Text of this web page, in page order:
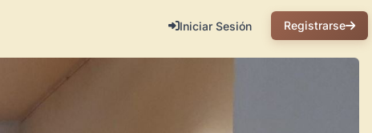
Iniciar Sesión Registrarse